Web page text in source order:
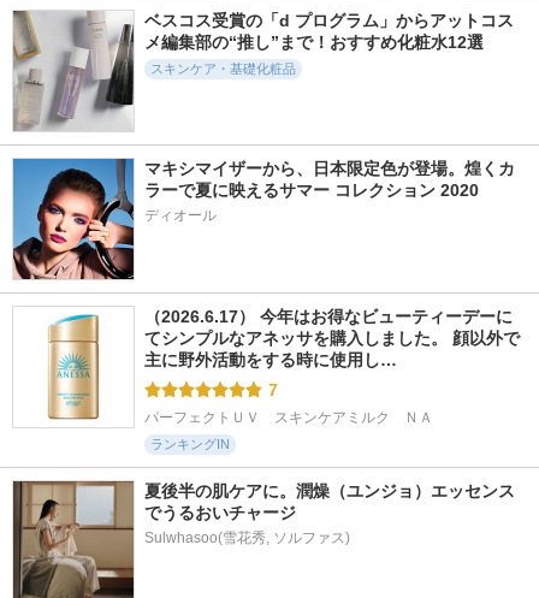
ベスコス受賞の「d プログラム」からアットコス
メ編集部の“推し”まで！おすすめ化粧水12選
スキンケア・基礎化粧品
マキシマイザーから、日本限定色が登場。煌くカ
ラーで夏に映えるサマー コレクション 2020
ディオール
（2026.6.17） 今年はお得なビューティーデーに
てシンプルなアネッサを購入しました。 顔以外で
主に野外活動をする時に使用し…
7
パーフェクトＵＶ　スキンケアミルク　ＮＡ
ランキングIN
夏後半の肌ケアに。潤燥（ユンジョ）エッセンス
でうるおいチャージ
Sulwhasoo(雪花秀, ソルファス)